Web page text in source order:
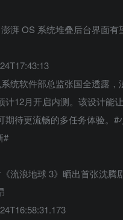
湃 OS 系统堆叠后台界面有
统软件部总监张国全透露，
计12月开启内测。该设计能
期待更流畅的多任务体验。#
#
流浪地球 3》晒出首张沈腾